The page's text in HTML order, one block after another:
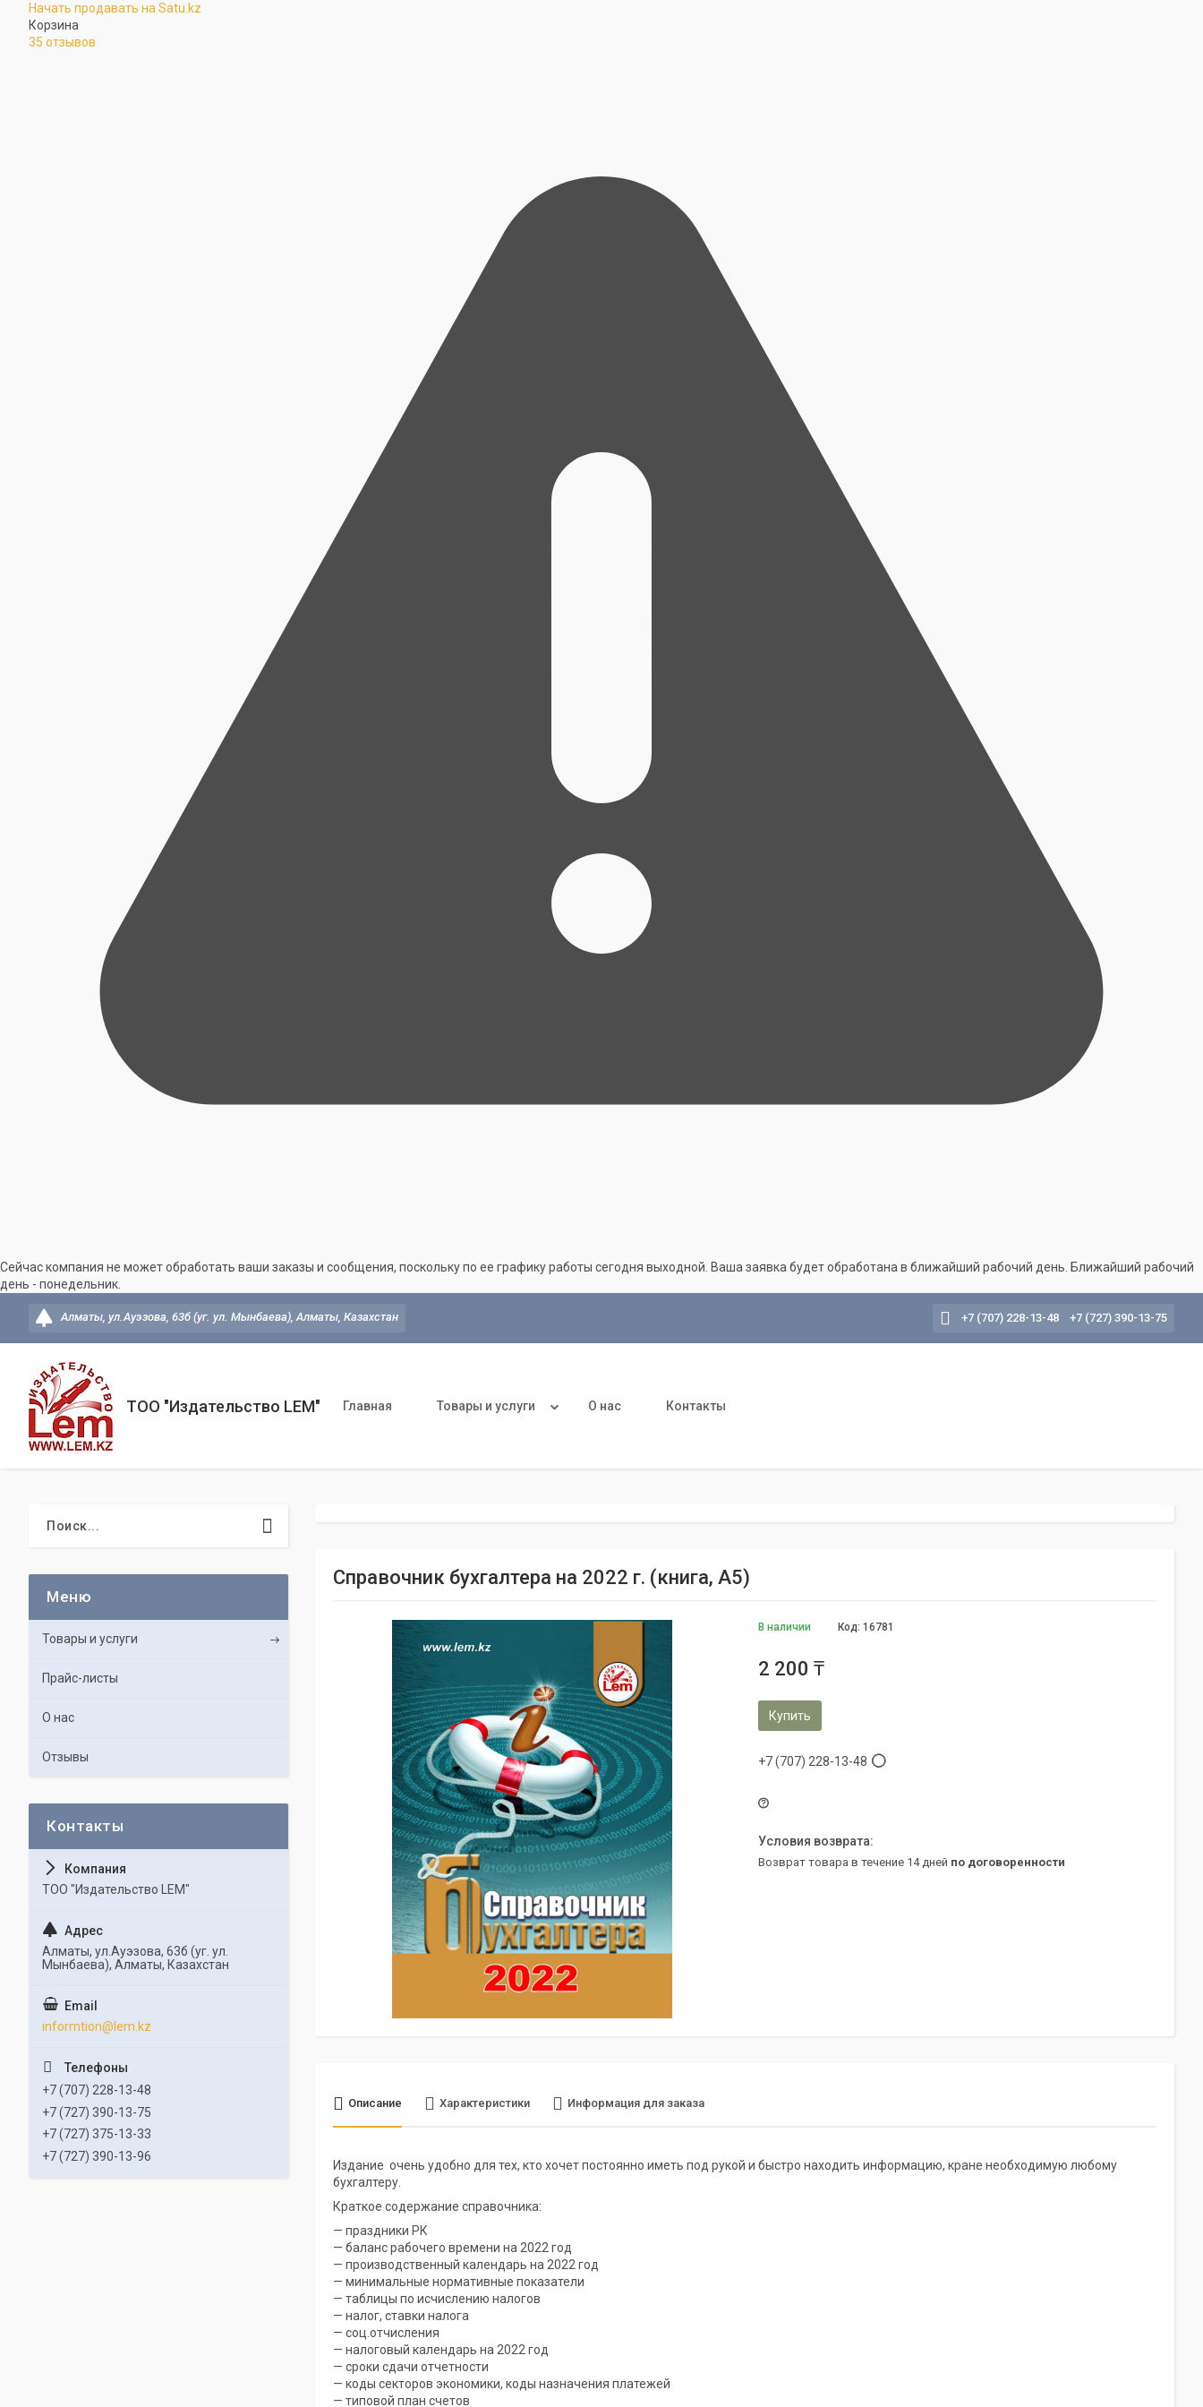
Начать продавать на Satu.kz
Корзина
35 отзывов
Сейчас компания не может обработать ваши заказы и сообщения, поскольку по ее графику работы сегодня выходной. Ваша заявка будет обработана в ближайший рабочий день. Ближайший рабочий
день - понедельник.
Алматы, ул.Ауэзова, 63б (уг. ул. Мынбаева), Алматы, Казахстан +7 (707) 228-13-48 +7 (727) 390-13-75
ТОО "Издательство LEM" Главная Товары и услуги О нас Контакты
Справочник бухгалтера на 2022 г. (книга, А5)
В наличии Код: 16781
2 200 ₸
Купить
+7 (707) 228-13-48
возврат товара в течение 14 дней по договоренности
Описание Характеристики Информация для заказа
Издание очень удобно для тех, кто хочет постоянно иметь под рукой и быстро находить информацию, кране необходимую любому
бухгалтеру.
Краткое содержание справочника:
— праздники РК
— баланс рабочего времени на 2022 год
— производственный календарь на 2022 год
— минимальные нормативные показатели
— таблицы по исчислению налогов
— налог, ставки налога
— соц.отчисления
— налоговый календарь на 2022 год
— сроки сдачи отчетности
— коды секторов экономики, коды назначения платежей
— типовой план счетов
Товары и услуги
Прайс-листы
О нас
Отзывы
ТОО "Издательство LEM"
Алматы, ул.Ауэзова, 63б (уг. ул.
Мынбаева), Алматы, Казахстан
informtion@lem.kz
+7 (707) 228-13-48
+7 (727) 390-13-75
+7 (727) 375-13-33
+7 (727) 390-13-96